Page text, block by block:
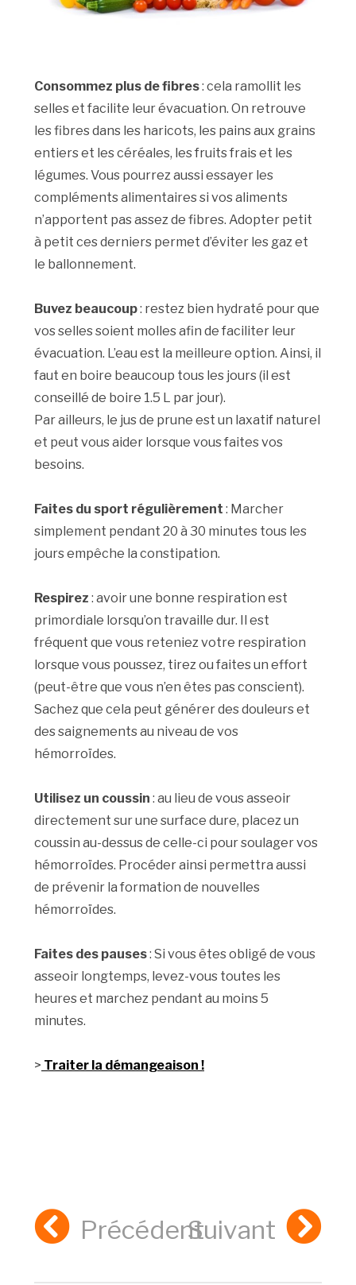
Consommez plus de fibres: cela ramollit les
selles et facilite leur évacuation. On retrouve
les fibres dans les haricots, les pains aux grains
entiers et les céréales, les fruits frais et les
légumes. Vous pourrez aussi essayer les
compléments alimentaires si vos aliments
n’apportent pas assez de fibres. Adopter petit
à petit ces derniers permet d’éviter les gaz et
le ballonnement.
Buvez beaucoup: restez bien hydraté pour que
vos selles soient molles afin de faciliter leur
évacuation. L’eau est la meilleure option. Ainsi, il
faut en boire beaucoup tous les jours (il est
conseillé de boire 1.5 L par jour).
Par ailleurs, le jus de prune est un laxatif naturel
et peut vous aider lorsque vous faites vos
besoins.
Faites du sport régulièrement : Marcher
simplement pendant 20 à 30 minutes tous les
jours empêche la constipation.
Respirez : avoir une bonne respiration est
primordiale lorsqu’on travaille dur. Il est
fréquent que vous reteniez votre respiration
lorsque vous poussez, tirez ou faites un effort
(peut-être que vous n’en êtes pas conscient).
Sachez que cela peut générer des douleurs et
des saignements au niveau de vos
hémorroïdes.
Utilisez un coussin : au lieu de vous asseoir
directement sur une surface dure, placez un
coussin au-dessus de celle-ci pour soulager vos
hémorroïdes. Procéder ainsi permettra aussi
de prévenir la formation de nouvelles
hémorroïdes.
Faites des pauses: Si vous êtes obligé de vous
asseoir longtemps, levez-vous toutes les
heures et marchez pendant au moins 5
minutes.
> Traiter la démangeaison !
PrécédentSuivant